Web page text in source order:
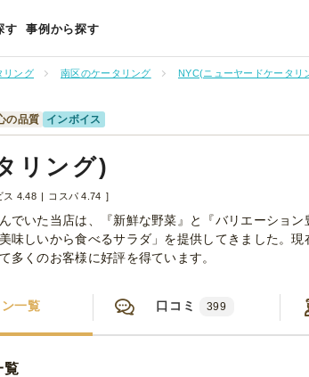
す 事例から探す
リング 南区のケータリング NYC(ニューヤードケータリ
の品質 インボイス
リング)
ス 4.48 コスパ 4.74
いた当店は、『新鮮な野菜』と『バリエーション
味しいから食べるサラダ」を提供してきました。現
多くのお客様に好評を得ています。
一覧 口コミ 399
覧